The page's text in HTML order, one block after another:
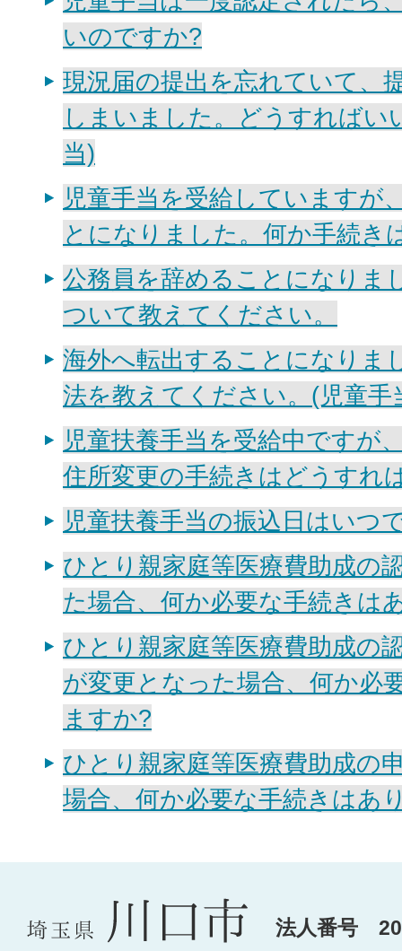
いのですか?
現況届の提出を忘れていて、
しまいました。どうすればい
当)
児童手当を受給していますが
とになりました。何か手続き
公務員を辞めることになりま
ついて教えてください。
海外へ転出することになりま
法を教えてください。(児童手
児童扶養手当を受給中ですが
住所変更の手続きはどうすれ
児童扶養手当の振込日はいつ
ひとり親家庭等医療費助成の
た場合、何か必要な手続きは
ひとり親家庭等医療費助成の
が変更となった場合、何か必
ますか?
ひとり親家庭等医療費助成の
場合、何か必要な手続きはあ
法人番号